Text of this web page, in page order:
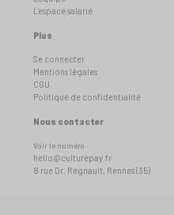
L'espace salarié
Plus
Se connecter
Mentions légales
CGU
Politique de confidentialité
Nous contacter
Voir le numéro
hello@culturepay.fr
8 rue Dr. Regnault, Rennes (35)